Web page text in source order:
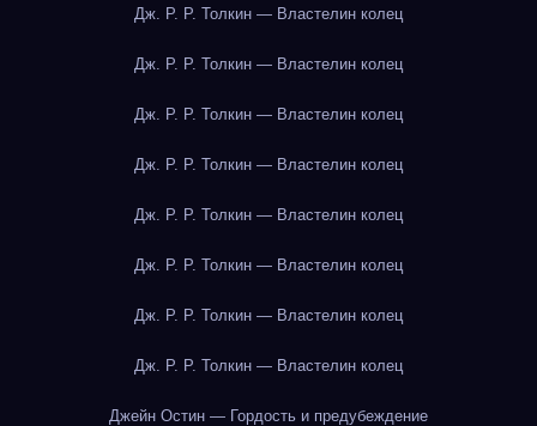
Дж. Р. Р. Толкин — Властелин колец
Дж. Р. Р. Толкин — Властелин колец
Дж. Р. Р. Толкин — Властелин колец
Дж. Р. Р. Толкин — Властелин колец
Дж. Р. Р. Толкин — Властелин колец
Дж. Р. Р. Толкин — Властелин колец
Дж. Р. Р. Толкин — Властелин колец
Дж. Р. Р. Толкин — Властелин колец
Джейн Остин — Гордость и предубеждение